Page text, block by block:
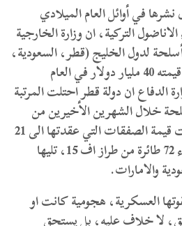
في أوائل العام الميلادي
التركية، ان وزارة الخارجية
لدول الخليج (قطر، السعودية،
الكويت، والامارات)، بما قيمته 40 مليار دولار في العام
الدفاع ان دولة قطر احتلت المرتبة
خلال الشهرين الأخيرين من
العام الماضي، حيث وصلت قيمة الصفقات التي عقدتها الى 21
مليار دولار من ضمنها شراء 72 طائرة من طراز اف 15، تليها
العسكرية، هجومية كانت او